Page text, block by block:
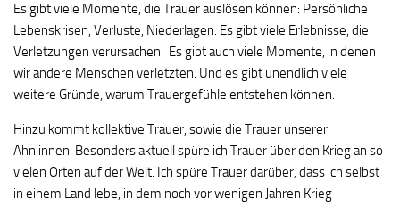
Es gibt viele Momente, die Trauer auslösen können: Persönliche
Lebenskrisen, Verluste, Niederlagen. Es gibt viele Erlebnisse, die
Verletzungen verursachen. Es gibt auch viele Momente, in denen
wir andere Menschen verletzten. Und es gibt unendlich viele
weitere Gründe, warum Trauergefühle entstehen können.
Hinzu kommt kollektive Trauer, sowie die Trauer unserer
Ahn:innen. Besonders aktuell spüre ich Trauer über den Krieg an so
vielen Orten auf der Welt. Ich spüre Trauer darüber, dass ich selbst
in einem Land lebe, in dem noch vor wenigen Jahren Krieg